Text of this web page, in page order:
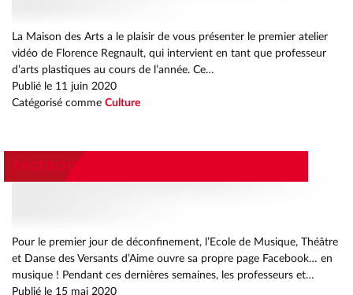
La Maison des Arts a le plaisir de vous présenter le premier atelier
vidéo de Florence Regnault, qui intervient en tant que professeur
d’arts plastiques au cours de l’année. Ce…
Publié le 11 juin 2020
Catégorisé comme Culture
FACEBOOK LE CALI’SON A SA PROPRE PAGE
Pour le premier jour de déconfinement, l’Ecole de Musique, Théâtre
et Danse des Versants d’Aime ouvre sa propre page Facebook… en
musique ! Pendant ces dernières semaines, les professeurs et…
Publié le 15 mai 2020